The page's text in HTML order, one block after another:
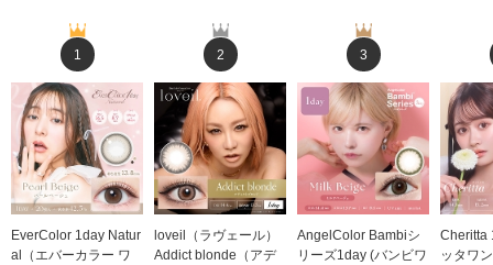
1
EverColor 1day Natur
al（エバーカラー ワ
2
loveil（ラヴェール）
Addict blonde（アデ
3
AngelColor Bambiシ
リーズ1day (バンビワ
Cheritta
ッタワ